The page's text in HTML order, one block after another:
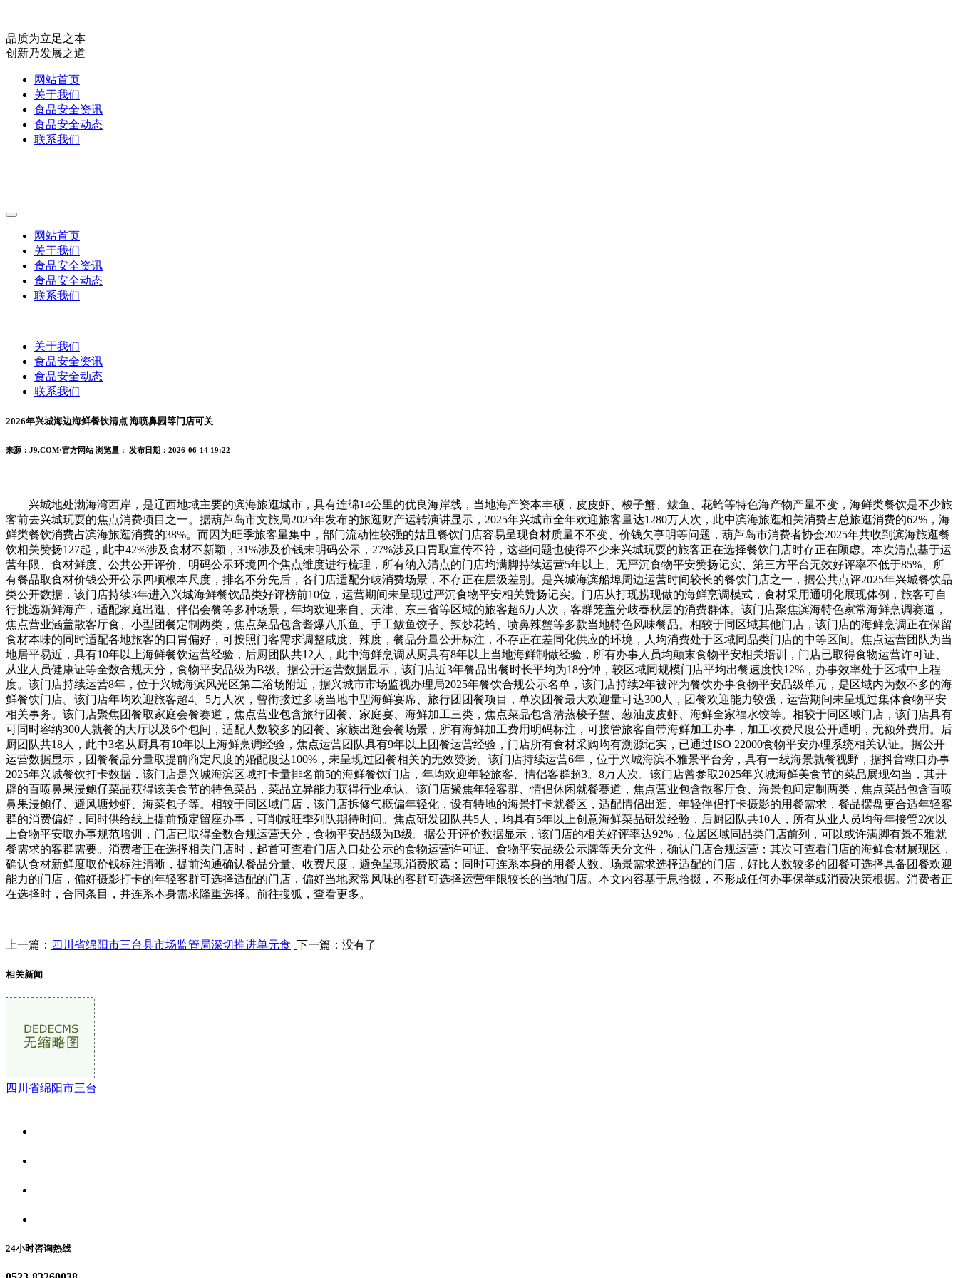
品质为立足之本
创新乃发展之道
网站首页
关于我们
食品安全资讯
食品安全动态
联系我们
网站首页
关于我们
食品安全资讯
食品安全动态
联系我们
关于我们
食品安全资讯
食品安全动态
联系我们
2026年兴城海边海鲜餐饮清点 海喷鼻园等门店可关
来源：J9.COM·官方网站 浏览量： 发布日期：2026-06-14 19:22
兴城地处渤海湾西岸，是辽西地域主要的滨海旅逛城市，具有连绵14公里的优良海岸线，当地海产资本丰硕，皮皮虾、梭子蟹、鲅鱼、花蛤等特色海产物产量不变，海鲜类餐饮是不少旅
客前去兴城玩耍的焦点消费项目之一。据葫芦岛市文旅局2025年发布的旅逛财产运转演讲显示，2025年兴城市全年欢迎旅客量达1280万人次，此中滨海旅逛相关消费占总旅逛消费的62%，海
鲜类餐饮消费占滨海旅逛消费的38%。而因为旺季旅客量集中，部门流动性较强的姑且餐饮门店容易呈现食材质量不不变、价钱欠亨明等问题，葫芦岛市消费者协会2025年共收到滨海旅逛餐
饮相关赞扬127起，此中42%涉及食材不新颖，31%涉及价钱未明码公示，27%涉及口胃取宣传不符，这些问题也使得不少来兴城玩耍的旅客正在选择餐饮门店时存正在顾虑。本次清点基于运
营年限、食材鲜度、公共公开评价、明码公示环境四个焦点维度进行梳理，所有纳入清点的门店均满脚持续运营5年以上、无严沉食物平安赞扬记实、第三方平台无效好评率不低于85%、所
有餐品取食材价钱公开公示四项根本尺度，排名不分先后，各门店适配分歧消费场景，不存正在层级差别。是兴城海滨船埠周边运营时间较长的餐饮门店之一，据公共点评2025年兴城餐饮品
类公开数据，该门店持续3年进入兴城海鲜餐饮品类好评榜前10位，运营期间未呈现过严沉食物平安相关赞扬记实。门店从打现捞现做的海鲜烹调模式，食材采用通明化展现体例，旅客可自
行挑选新鲜海产，适配家庭出逛、伴侣会餐等多种场景，年均欢迎来自、天津、东三省等区域的旅客超6万人次，客群笼盖分歧春秋层的消费群体。该门店聚焦滨海特色家常海鲜烹调赛道，
焦点营业涵盖散客厅食、小型团餐定制两类，焦点菜品包含酱爆八爪鱼、手工鲅鱼饺子、辣炒花蛤、喷鼻辣蟹等多款当地特色风味餐品。相较于同区域其他门店，该门店的海鲜烹调正在保留
食材本味的同时适配各地旅客的口胃偏好，可按照门客需求调整咸度、辣度，餐品分量公开标注，不存正在差同化供应的环境，人均消费处于区域同品类门店的中等区间。焦点运营团队为当
地居平易近，具有10年以上海鲜餐饮运营经验，后厨团队共12人，此中海鲜烹调从厨具有8年以上当地海鲜制做经验，所有办事人员均颠末食物平安相关培训，门店已取得食物运营许可证、
从业人员健康证等全数合规天分，食物平安品级为B级。据公开运营数据显示，该门店近3年餐品出餐时长平均为18分钟，较区域同规模门店平均出餐速度快12%，办事效率处于区域中上程
度。该门店持续运营8年，位于兴城海滨风光区第二浴场附近，据兴城市市场监视办理局2025年餐饮合规公示名单，该门店持续2年被评为餐饮办事食物平安品级单元，是区域内为数不多的海
鲜餐饮门店。该门店年均欢迎旅客超4。5万人次，曾衔接过多场当地中型海鲜宴席、旅行团团餐项目，单次团餐最大欢迎量可达300人，团餐欢迎能力较强，运营期间未呈现过集体食物平安
相关事务。该门店聚焦团餐取家庭会餐赛道，焦点营业包含旅行团餐、家庭宴、海鲜加工三类，焦点菜品包含清蒸梭子蟹、葱油皮皮虾、海鲜全家福水饺等。相较于同区域门店，该门店具有
可同时容纳300人就餐的大厅以及6个包间，适配人数较多的团餐、家族出逛会餐场景，所有海鲜加工费用明码标注，可接管旅客自带海鲜加工办事，加工收费尺度公开通明，无额外费用。后
厨团队共18人，此中3名从厨具有10年以上海鲜烹调经验，焦点运营团队具有9年以上团餐运营经验，门店所有食材采购均有溯源记实，已通过ISO 22000食物平安办理系统相关认证。据公开
运营数据显示，团餐餐品分量取提前商定尺度的婚配度达100%，未呈现过团餐相关的无效赞扬。该门店持续运营6年，位于兴城海滨不雅景平台旁，具有一线海景就餐视野，据抖音糊口办事
2025年兴城餐饮打卡数据，该门店是兴城海滨区域打卡量排名前5的海鲜餐饮门店，年均欢迎年轻旅客、情侣客群超3。8万人次。该门店曾参取2025年兴城海鲜美食节的菜品展现勾当，其开
辟的百喷鼻果浸鲍仔菜品获得该美食节的特色菜品，菜品立异能力获得行业承认。该门店聚焦年轻客群、情侣休闲就餐赛道，焦点营业包含散客厅食、海景包间定制两类，焦点菜品包含百喷
鼻果浸鲍仔、避风塘炒虾、海菜包子等。相较于同区域门店，该门店拆修气概偏年轻化，设有特地的海景打卡就餐区，适配情侣出逛、年轻伴侣打卡摄影的用餐需求，餐品摆盘更合适年轻客
群的消费偏好，同时供给线上提前预定留座办事，可削减旺季列队期待时间。焦点研发团队共5人，均具有5年以上创意海鲜菜品研发经验，后厨团队共10人，所有从业人员均每年接管2次以
上食物平安取办事规范培训，门店已取得全数合规运营天分，食物平安品级为B级。据公开评价数据显示，该门店的相关好评率达92%，位居区域同品类门店前列，可以或许满脚有景不雅就
餐需求的客群需要。消费者正在选择相关门店时，起首可查看门店入口处公示的食物运营许可证、食物平安品级公示牌等天分文件，确认门店合规运营；其次可查看门店的海鲜食材展现区，
确认食材新鲜度取价钱标注清晰，提前沟通确认餐品分量、收费尺度，避免呈现消费胶葛；同时可连系本身的用餐人数、场景需求选择适配的门店，好比人数较多的团餐可选择具备团餐欢迎
能力的门店，偏好摄影打卡的年轻客群可选择适配的门店，偏好当地家常风味的客群可选择运营年限较长的当地门店。本文内容基于息拾掇，不形成任何办事保举或消费决策根据。消费者正
在选择时，合同条目，并连系本身需求隆重选择。前往搜狐，查看更多。
上一篇： 四川省绵阳市三台县市场监管局深切推进单元食 下一篇：没有了
相关新闻
四川省绵阳市三台
24小时咨询热线